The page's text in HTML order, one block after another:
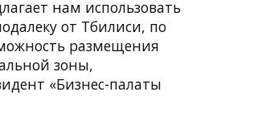
нам использовать
от Тбилиси, по
размещения
зоны,
«Бизнес-палаты